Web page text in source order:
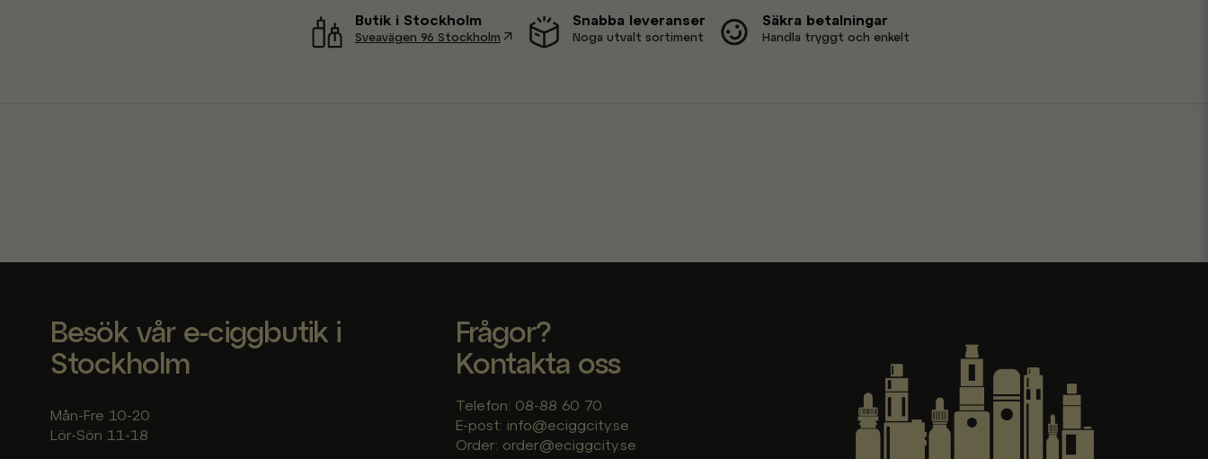
Butik i Stockholm
Sveavägen 96 Stockholm
Snabba leveranser
Noga utvalt sortiment
Säkra betalningar
Handla tryggt och enkelt
Besök vår e-ciggbutik i
Stockholm
Mån-Fre 10-20
Lör-Sön 11-18
Frågor?
Kontakta oss
Telefon: 08-88 60 70
E-post: info@eciggcity.se
Order: order@eciggcity.se